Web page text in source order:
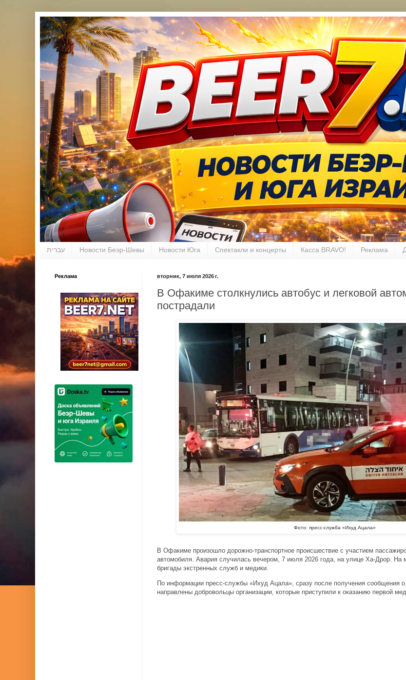
עברית Новости Беэр-Шевы Новости Юга Спектакли и концерты Касса BRAVO! Реклама
вторник, 7 июля 2026 г.
В Офакиме столкнулись автобус и легковой
пострадали
Фото: пресс-служба «Ихуд Ацала»
В Офакиме произошло дорожно-транспортное происшествие с участием
автомобиля. Авария случилась вечером, 7 июля 2026 года, на улице Ха-Дрор. На
бригады экстренных служб и медики.
По информации пресс-службы «Ихуд Ацала», сразу после получения сообщения
направлены добровольцы организации, которые приступили к оказанию первой
Реклама